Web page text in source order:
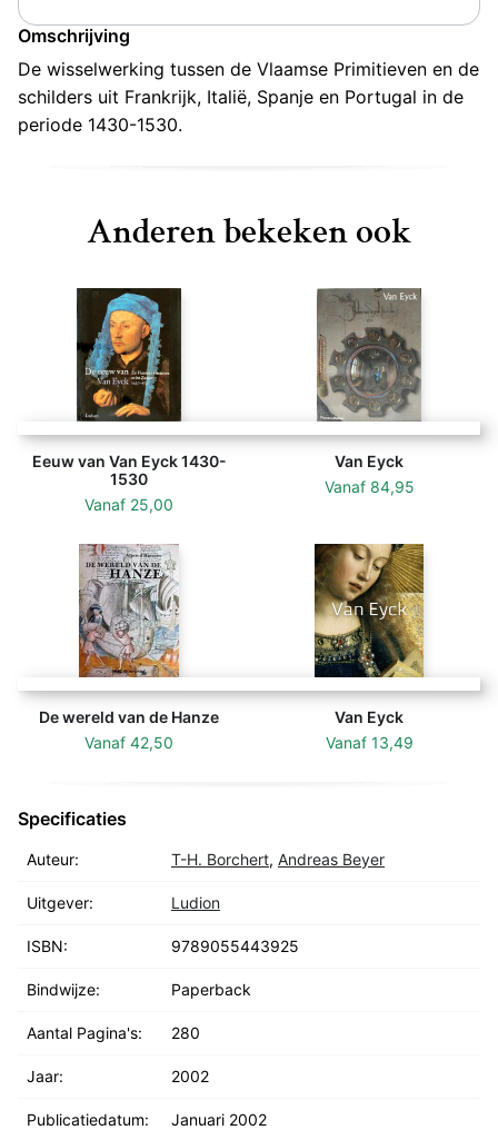
Omschrijving
De wisselwerking tussen de Vlaamse Primitieven en de
schilders uit Frankrijk, Italië, Spanje en Portugal in de
periode 1430-1530.
Anderen bekeken ook
Eeuw van Van Eyck 1430-
1530
Vanaf 25,00
Van Eyck
Vanaf 84,95
De wereld van de Hanze
Vanaf 42,50
Van Eyck
Vanaf 13,49
Specificaties
Auteur: T-H. Borchert, Andreas Beyer
Uitgever: Ludion
ISBN: 9789055443925
Bindwijze: Paperback
Aantal Pagina's: 280
Jaar: 2002
Publicatiedatum: Januari 2002